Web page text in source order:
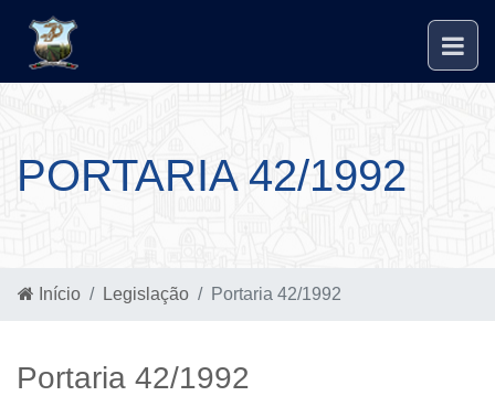
PORTARIA 42/1992
Início Legislação Portaria 42/1992
Portaria 42/1992